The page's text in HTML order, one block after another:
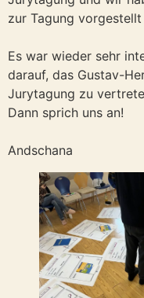
zur Tagung
Es war wieder sehr
darauf, das Gustav-
Jurytagung zu
Dann sprich uns an!
Andschana